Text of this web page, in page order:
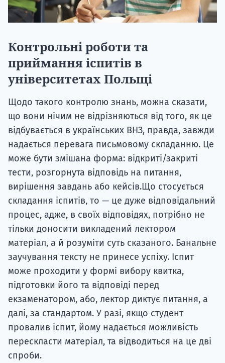
Контрольні роботи та
приймання іспитів в
університетах Польщі
Щодо такого контролю знань, можна сказати,
що вони нічим не відрізняються від того, як це
відбувається в українських ВНЗ, правда, завжди
надається перевага письмовому складанню. Це
може бути змішана форма: відкриті/закриті
тести, розгорнута відповідь на питання,
вирішення завдань або кейсів.Що стосується
складання іспитів, то — це дуже відповідальний
процес, адже, в своїх відповідях, потрібно не
тільки доносити викладений лектором
матеріал, а й розуміти суть сказаного. Банальне
заучування тексту не принесе успіху. Іспит
може проходити у формі вибору квитка,
підготовки його та відповіді перед
екзаменатором, або, лектор диктує питання, а
далі, за стандартом. У разі, якщо студент
провалив іспит, йому надається можливість
перескласти матеріал, та відводиться на це дві
спроби.